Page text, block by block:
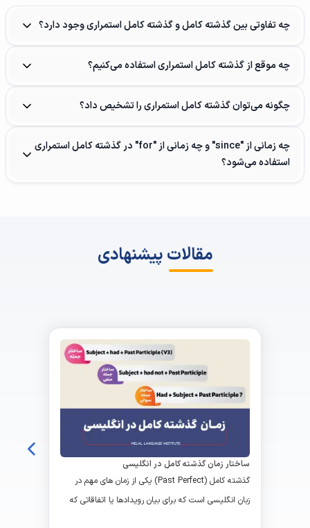
چه تفاوتی بین گذشته کامل و گذشته کامل استمراری وجود دارد؟
چه موقع از گذشته کامل استمراری استفاده می‌کنیم؟
چگونه می‌توان گذشته کامل استمراری را تشخیص داد؟
چه زمانی از "since" و چه زمانی از "for" در گذشته کامل استمراری
استفاده می‌شود؟
مقالات پیشنهادی
ساختار زمان گذشته کامل در انگلیسی
گذشته کامل (Past Perfect) یکی از زمان های مهم در
زبان انگلیسی است که برای بیان رویدادها یا اتفاقاتی که